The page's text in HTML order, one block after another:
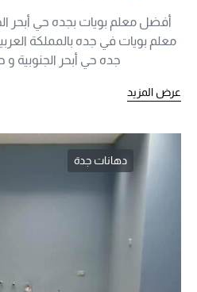
أفضل معلم بويات بجده حي أبحر
معلم بويات في جده بالمملكة
جده حي أبحر الجنوبية
عرض المزيد
دهانات جدة